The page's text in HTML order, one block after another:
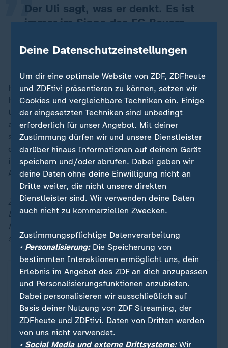
Der Uli sagt, was er denkt. Es ist
immer im Sinne des FC Bayern
Hoeneß wolle stets das Beste für den Klub, betonte
Hainer. Man arbeite intern "sehr gut zusammen". "Wir
treffen alle Entscheidungen zusammen." So sei es
auch in der abgelaufenen Transferperiode gewesen,
sagt Hainer: "Da gibt es keinen Max-Eberl-Transfer
oder Christoph-Freund-Transfer oder von wem auch
immer. Das ist der FC Bayern. Wir haben im
Aufsichtsrat jedem Transfer zugestimmt."
Zusammenfassungen und Highlights der Fußball-
Bundesliga und ausgewählter Spiele der 2. Bundesliga
finden Sie immer montags ab 0:00 Uhr bei
sportstudio.de.
Deine Datenschutzeinstellungen
Um dir eine optimale Website von ZDF, ZDFheute
und ZDFtivi präsentieren zu können, setzen wir
Cookies und vergleichbare Techniken ein. Einige
der eingesetzten Techniken sind unbedingt
erforderlich für unser Angebot. Mit deiner
Zustimmung dürfen wir und unsere Dienstleister
darüber hinaus Informationen auf deinem Gerät
speichern und/oder abrufen. Dabei geben wir
deine Daten ohne deine Einwilligung nicht an
Dritte weiter, die nicht unsere direkten
Dienstleister sind. Wir verwenden deine Daten
auch nicht zu kommerziellen Zwecken.
Zustimmungspflichtige Datenverarbeitung
• Personalisierung:Die Speicherung von
bestimmten Interaktionen ermöglicht uns, dein
Erlebnis im Angebot des ZDF an dich anzupassen
und Personalisierungsfunktionen anzubieten.
Dabei personalisieren wir ausschließlich auf
Basis deiner Nutzung von ZDF Streaming, der
ZDFheute und ZDFtivi. Daten von Dritten werden
von uns nicht verwendet.
• Social Media und externe Drittsysteme:Wir